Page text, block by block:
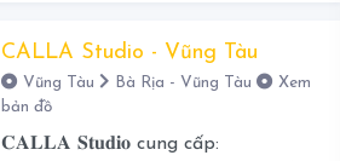
CALLA Studio - Vũng Tàu
Vũng Tàu Bà Rịa - Vũng Tàu
Xem
bản đồ
𝐂𝐀𝐋𝐋𝐀 𝐒𝐭𝐮𝐝𝐢𝐨 cung cấp: